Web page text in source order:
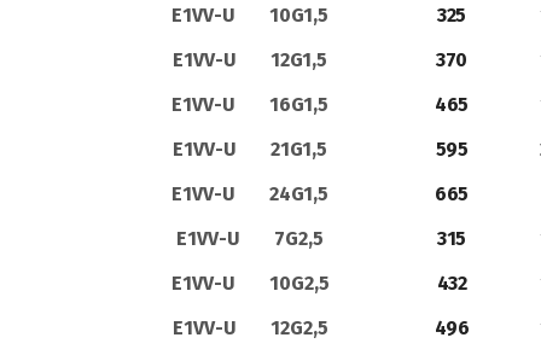
E1VV-U 10G1,5
325
E1VV-U 12G1,5
370
E1VV-U 16G1,5
465
E1VV-U 21G1,5
595
E1VV-U 24G1,5
665
E1VV-U 7G2,5
315
E1VV-U 10G2,5
432
E1VV-U 12G2,5
496